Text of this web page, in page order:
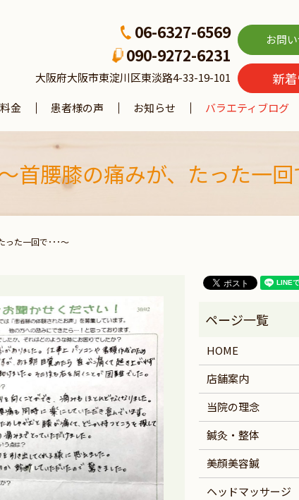
06-6327-6569
090-9272-6231
大阪府大阪市東淀川区東淡路4-33-19-101
お問
新
金 患者様の声 お知らせ バラエティブログ
首腰膝の痛みが、たった一回
った一回で･･･～
HOME
店舗案内
当院の理念
鍼灸・整体
美顔美容鍼
ヘッドマッサージ